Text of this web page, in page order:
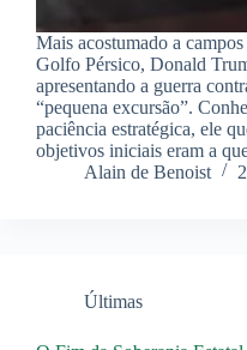
Mais acostumado a
Golfo Pérsico, Donald
apresentando a guerra
“pequena excursão”.
paciência estratégica, ele
objetivos iniciais eram a
Alain de Benoist
Últimas